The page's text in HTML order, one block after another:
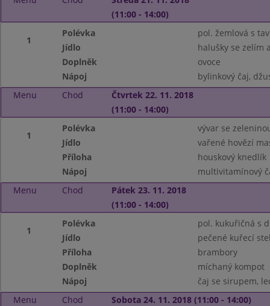
(11:00 - 14:00)
1
Polévka
pol. žemlová s
Jídlo
halušky se zelím
Doplněk
ovoce
Nápoj
bylinkový čaj,
Menu
Chod
Čtvrtek 22. 11. 2018
(11:00 - 14:00)
1
Polévka
vývar se
Jídlo
vařené hovězí
Příloha
houskový knedlík
Nápoj
multivitamínový
Menu
Chod
Pátek 23. 11. 2018
(11:00 - 14:00)
1
Polévka
pol. kukuřičná s
Jídlo
pečené kuřecí
Příloha
brambory
Doplněk
míchaný kompot
Nápoj
čaj se sirupem,
Menu
Chod Sobota 24. 11. 2018 (11:00 - 14:00)